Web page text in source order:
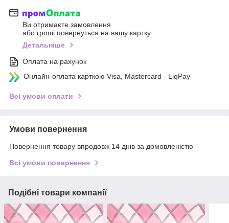
Ви отримаєте замовлення
або гроші повернуться на вашу картку
Детальніше
Оплата на рахунок
Онлайн-оплата карткою Visa, Mastercard - LiqPay
Всі умови оплати
Умови повернення
Повернення товару впродовж 14 днів за домовленістю
Всі умови повернення
Подібні товари компанії